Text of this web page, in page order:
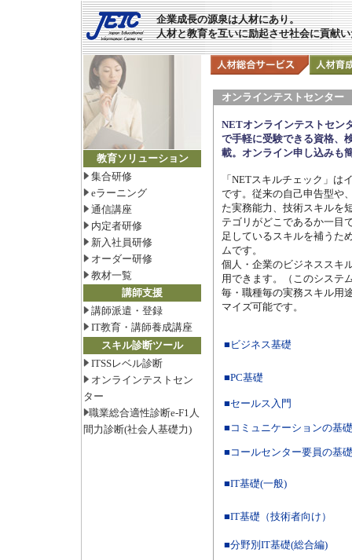
企業成長の源泉は人材にあり。
人材と教育を互いに励起させ社会に貢献
教育ソリューション
集合研修
eラーニング
通信講座
内定者研修
新入社員研修
オーダー研修
教材一覧
講師支援
講師派遣・登録
IT教育・講師養成講座
スキル診断ツール
ITSSレベル診断
オンラインテストセン
ター
職業総合適性診断e-F1人
間力診断(社会人基礎力)
オンラインテストセンター
NETオンラインテストセン
で手軽に受験できる資格、
載。オンライン申し込みも
「NETスキルチェック」
です。従来の自己申告型や
た実務能力、技術スキルを
テゴリがどこであるか一目
足しているスキルを補うた
ムです。
個人・企業のビジネススキ
用できます。（このシステ
毎・職種毎の実務スキル用
マイズ可能です。
■ビジネス基礎
■PC基礎
■セールス入門
■コミュニケーションの基礎
■コールセンター要員の基
■IT基礎(一般)
■IT基礎（技術者向け）
■分野別IT基礎(総合編)